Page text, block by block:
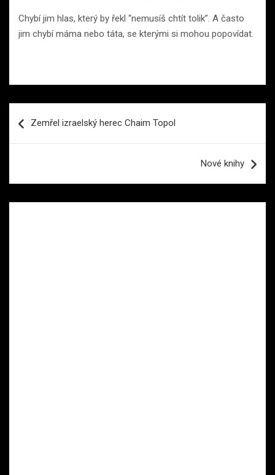
Chybí jim hlas, který by řekl “nemusíš chtít tolik”. A často
jim chybí máma nebo táta, se kterými si mohou popovídat.
proZemřel izraelský herec Chaim Topol
Nové knihy